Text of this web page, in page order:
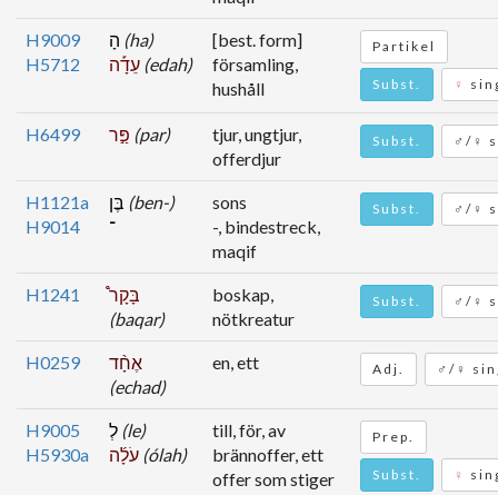
H9009
H5712
(ha)
(edah)
[best. form]
församling,
hushåll
Partikel
Subst. ♀
H6499 (par)
tjur, ungtjur,
offerdjur
Subst. ♂/♀
H1121a
H9014
(ben-)
־
sons
-, bindestreck,
maqif
Subst. ♂/♀
H1241
בָּקָר֩
(baqar)
boskap,
nötkreatur
Subst. ♂/♀
H0259
אֶחָ֨ד
(echad)
en, ett Adj. ♂/♀
H9005
H5930a
(le)
(ólah)
till, för, av
brännoffer, ett
offer som stiger
Prep.
Subst. ♀